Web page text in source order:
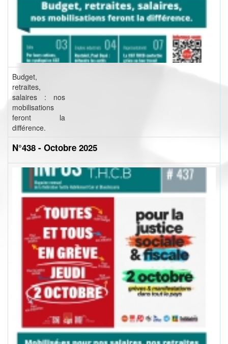
Budget,
retraites,
salaires : nos
mobilisations
feront la
différence.
N°438 - Octobre 2025